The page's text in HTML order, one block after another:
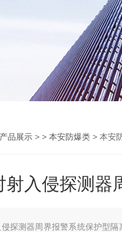
产品展示 > > 本安防爆类 > 本安
入侵探测器
探测器周界报警系统保护型